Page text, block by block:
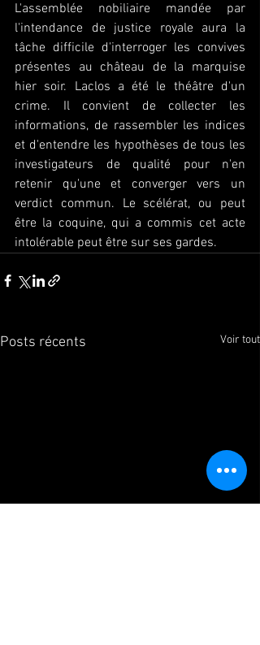
L'assemblée nobiliaire mandée par
l'intendance de justice royale aura la
tâche difficile d'interroger les convives
présentes au château de la marquise
hier soir. Laclos a été le théâtre d'un
crime. Il convient de collecter les
informations, de rassembler les indices
et d'entendre les hypothèses de tous les
investigateurs de qualité pour n'en
retenir qu'une et converger vers un
verdict commun. Le scélérat, ou peut
être la coquine, qui a commis cet acte
intolérable peut être sur ses gardes.
Posts récents Voir tout